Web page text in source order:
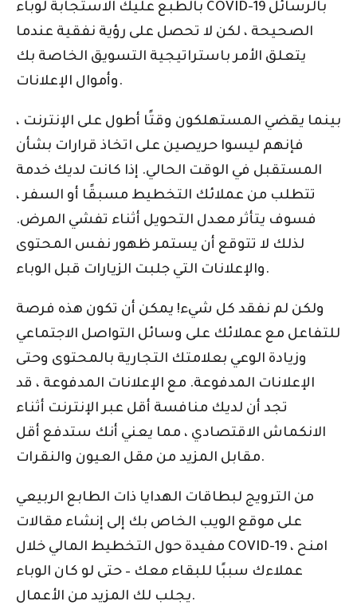
بالطبع عليك الاستجابة لوباء COVID-19 بالرسائل
الصحيحة ، لكن لا تحصل على رؤية نفقية عندما
يتعلق الأمر باستراتيجية التسويق الخاصة بك
وأموال الإعلانات.
بينما يقضي المستهلكون وقتًا أطول على الإنترنت ،
فإنهم ليسوا حريصين على اتخاذ قرارات بشأن
المستقبل في الوقت الحالي. إذا كانت لديك خدمة
تتطلب من عملائك التخطيط مسبقًا أو السفر ،
فسوف يتأثر معدل التحويل أثناء تفشي المرض.
لذلك لا تتوقع أن يستمر ظهور نفس المحتوى
والإعلانات التي جلبت الزيارات قبل الوباء.
ولكن لم نفقد كل شيء! يمكن أن تكون هذه فرصة
للتفاعل مع عملائك على وسائل التواصل الاجتماعي
وزيادة الوعي بعلامتك التجارية بالمحتوى وحتى
الإعلانات المدفوعة. مع الإعلانات المدفوعة ، قد
تجد أن لديك منافسة أقل عبر الإنترنت أثناء
الانكماش الاقتصادي ، مما يعني أنك ستدفع أقل
مقابل المزيد من مقل العيون والنقرات.
من الترويج لبطاقات الهدايا ذات الطابع الربيعي
على موقع الويب الخاص بك إلى إنشاء مقالات
مفيدة حول التخطيط المالي خلال COVID-19 ، امنح
عملاءك سببًا للبقاء معك – حتى لو كان الوباء
يجلب لك المزيد من الأعمال.